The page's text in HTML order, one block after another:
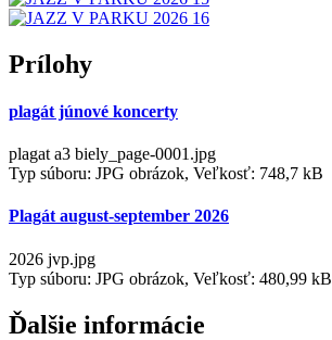
Prílohy
plagát júnové koncerty
plagat a3 biely_page-0001.jpg
Typ súboru: JPG obrázok, Veľkosť: 748,7 kB
Plagát august-september 2026
2026 jvp.jpg
Typ súboru: JPG obrázok, Veľkosť: 480,99 kB
Ďalšie informácie